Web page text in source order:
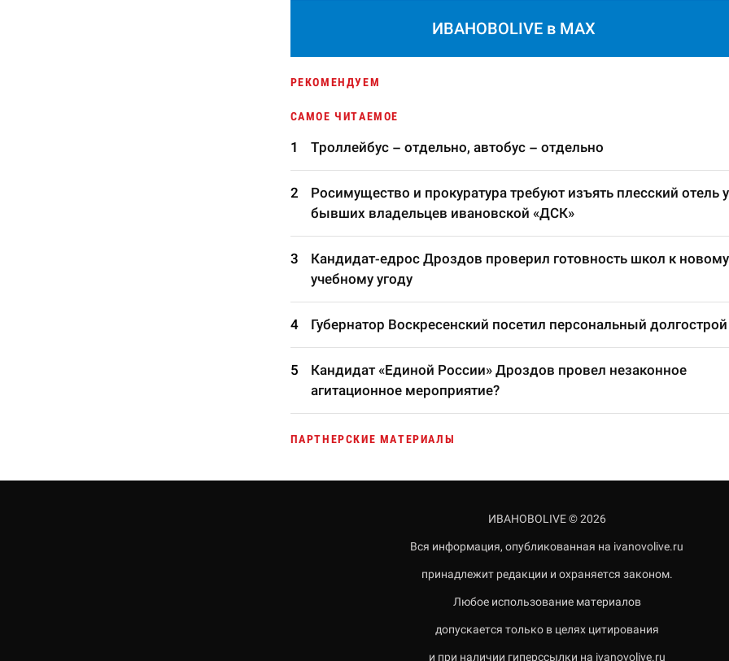
ИВАНОВОLIVE в MAX
РЕКОМЕНДУЕМ
САМОЕ ЧИТАЕМОЕ
Троллейбус – отдельно, автобус – отдельно
Росимущество и прокуратура требуют изъять плесский отель у
бывших владельцев ивановской «ДСК»
Кандидат-едрос Дроздов проверил готовность школ к новому
учебному угоду
Губернатор Воскресенский посетил персональный долгострой
Кандидат «Единой России» Дроздов провел незаконное
агитационное мероприятие?
ПАРТНЕРСКИЕ МАТЕРИАЛЫ
ИВАНОВОLIVE © 2026
Вся информация, опубликованная на ivanovolive.ru
принадлежит редакции и охраняется законом.
Любое использование материалов
допускается только в целях цитирования
и при наличии гиперссылки на ivanovolive.ru